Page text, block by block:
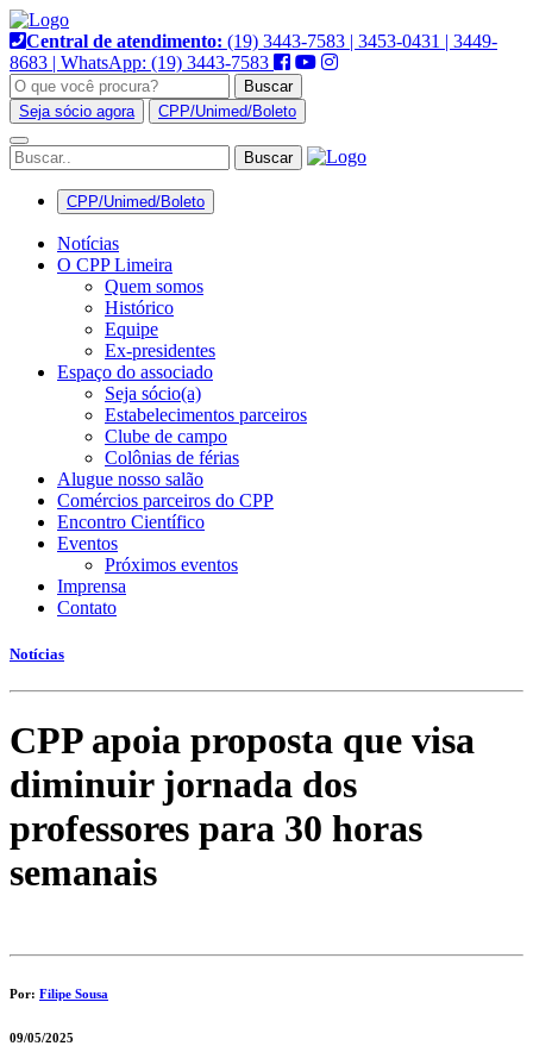
Pular
para
o
conteúdo
Central de atendimento: (19) 3443-7583 | 3453-0431 | 3449-
8683 | WhatsApp: (19) 3443-7583
Buscar
Seja sócio agora
CPP/Unimed/Boleto
Alternar
navegação
CPP/Unimed/Boleto
Notícias
O CPP Limeira
Quem somos
Histórico
Equipe
Ex-presidentes
Espaço do associado
Seja sócio(a)
Estabelecimentos parceiros
Clube de campo
Colônias de férias
Alugue nosso salão
Comércios parceiros do CPP
Encontro Científico
Eventos
Próximos eventos
Imprensa
Contato
Notícias
CPP apoia proposta que visa
diminuir jornada dos
professores para 30 horas
semanais
Por: Filipe Sousa
09/05/2025